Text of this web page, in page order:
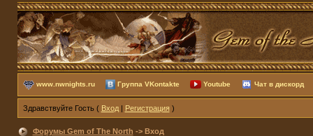
www.nwnights.ru Группа VKontakte Youtube Чат в дискорд
Здравствуйте Гость ( Вход| Регистрация)
Форумы Gem of The North -> Вход